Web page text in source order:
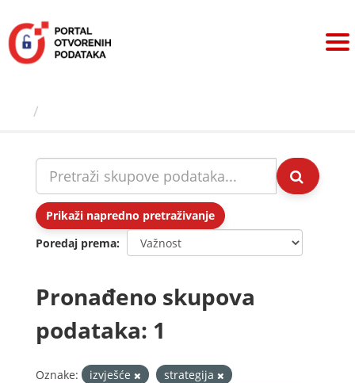
sadržaj
Prikaži napredno pretraživanje
Poredaj prema
Pronađeno skupova
podataka: 1
Oznake: izvješće
strategija